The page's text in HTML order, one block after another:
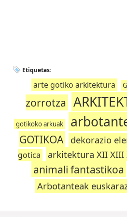
Etiquetas:
arte gotiko arkitektura
zorrotza
gotikoko arkuak
GOTIKOA
dekorazio
gotica
arkitektura XII XIII
animali fantastikoa
Arbotanteak